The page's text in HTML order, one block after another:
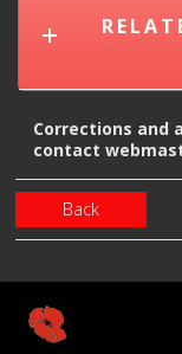
Corrections and
contact
Back